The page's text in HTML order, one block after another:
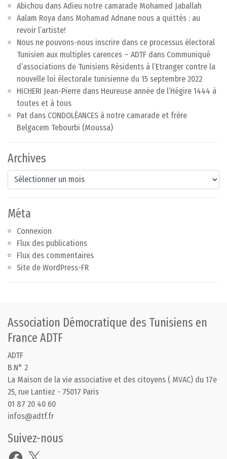
Abichou dans Adieu notre camarade Mohamed Jaballah
Aalam Roya dans Mohamad Adnane nous a quittés : au
revoir l’artiste!
Nous ne pouvons-nous inscrire dans ce processus électoral
Tunisien aux multiples carences – ADTF dans Communiqué
d’associations de Tunisiens Résidents à l’Etranger contre la
nouvelle loi électorale tunisienne du 15 septembre 2022
HICHERI Jean-Pierre dans Heureuse année de l’Hégire 1444 à
toutes et à tous
Pat dans CONDOLÉANCES à notre camarade et frère
Belgacem Tebourbi (Moussa)
Archives
Archives
Méta
Connexion
Flux des publications
Flux des commentaires
Site de WordPress-FR
Association Démocratique des Tunisiens en
France ADTF
ADTF
B.N° 2
La Maison de la vie associative et des citoyens ( MVAC) du 17e
25, rue Lantiez - 75017 Paris
01 87 20 40 60
infos@adtf.fr
Suivez-nous
Facebook
X